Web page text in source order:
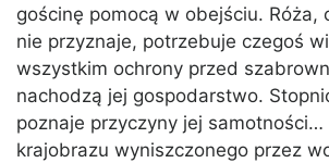
gościnę pomocą w obejściu. Róża,
nie przyznaje, potrzebuje czegoś
wszystkim ochrony przed
nachodzą jej gospodarstwo.
poznaje przyczyny jej samotności…
krajobrazu wyniszczonego przez